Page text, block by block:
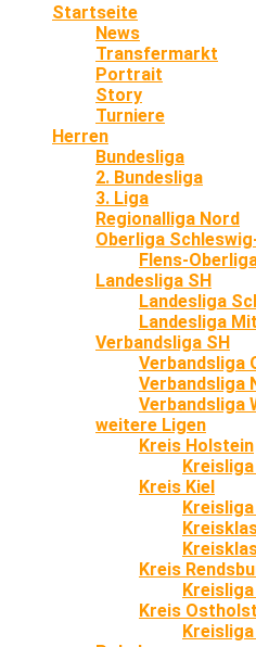
Startseite
News
Transfermarkt
Portrait
Story
Turniere
Herren
Bundesliga
2. Bundesliga
3. Liga
Regionalliga Nord
Oberliga
Flens-
Landesliga SH
Landesliga
Landesliga
Verbandsliga SH
Verbandsliga
Verbandsliga
Verbandsliga
weitere Ligen
Kreis Holstein
Kreisliga
Kreis Kiel
Kreisliga
Kreis
Kreisliga
Kreis
Kreisliga